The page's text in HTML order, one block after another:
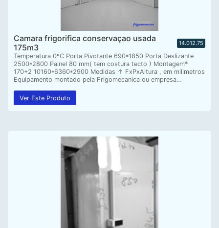
Camara frigorifica conservaçao usada
175m3
14.012.75
Temperatura 0ºC Porta Pivotante 690*1850 Porta Deslizante
2500*2800 Painel 80 mm( tem costura tecto ) Montagem*
170+2 10160*6360*2900 Medidas ↑ FxPxAltura , em milimetros
Equipamento montado pela Frigomecanica ou empresa…
Ver Este Produto